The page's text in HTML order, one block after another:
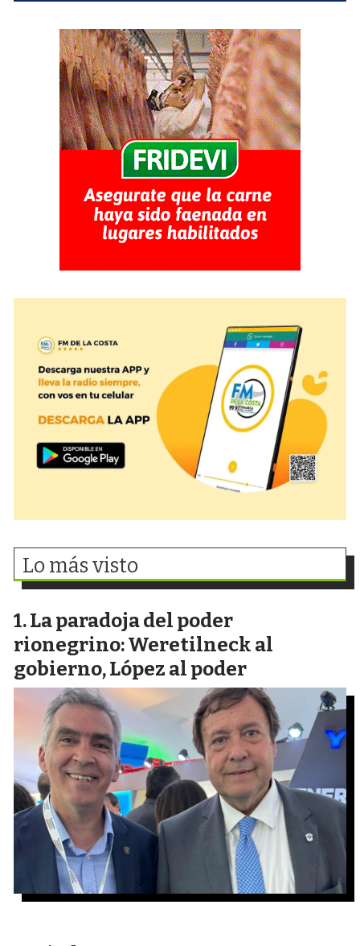
Lo más visto
La paradoja del poder
rionegrino: Weretilneck al
gobierno, López al poder